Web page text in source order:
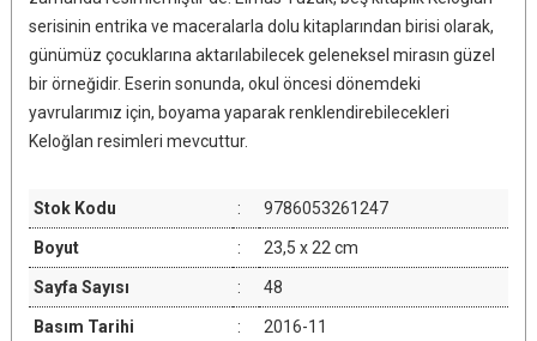
serisinin entrika ve maceralarla dolu kitaplarından birisi olarak,
günümüz çocuklarına aktarılabilecek geleneksel mirasın güzel
bir örneğidir. Eserin sonunda, okul öncesi dönemdeki
yavrularımız için, boyama yaparak renklendirebilecekleri
Keloğlan resimleri mevcuttur.
Stok Kodu : 9786053261247
Boyut : 23,5 x 22 cm
Sayfa Sayısı : 48
Basım Tarihi : 2016-11